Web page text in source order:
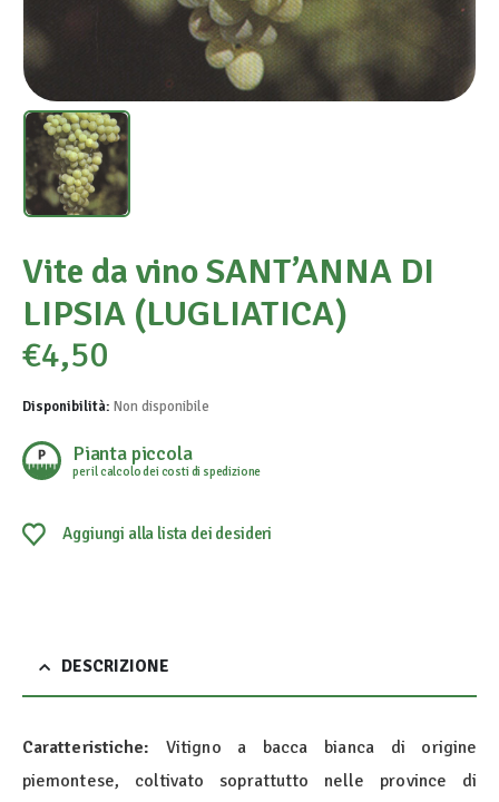
Vite da vino SANT’ANNA DI
LIPSIA (LUGLIATICA)
€4,50
Disponibilità: Non disponibile
Pianta piccola
per il calcolo dei costi di spedizione
Aggiungi alla lista dei desideri
DESCRIZIONE
Caratteristiche: Vitigno a bacca bianca di origine
piemontese, coltivato soprattutto nelle province di